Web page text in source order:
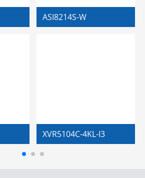
ASI8214S-W
XVR5104C-4KL-I3